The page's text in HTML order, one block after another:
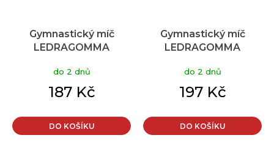
Gymnastický míč
LEDRAGOMMA
Maxafe 15 cm, fialová,
krabička
do 2 dnů
187 Kč
DO KOŠÍKU
Gymnastický míč
LEDRAGOMMA
Maxafe 22 cm, fialová
do 2 dnů
197 Kč
DO KOŠÍKU